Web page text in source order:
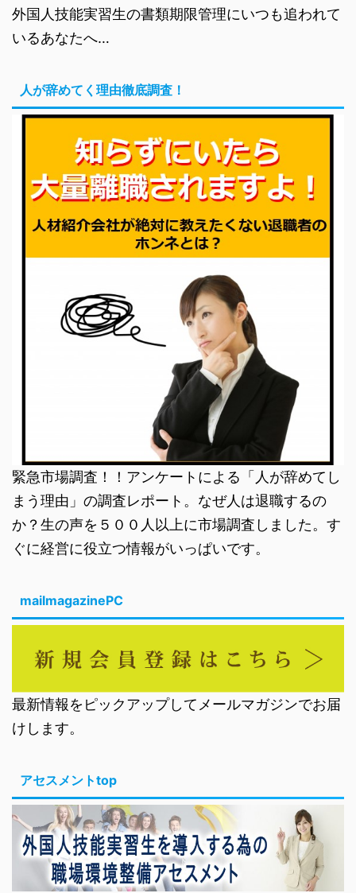
外国人技能実習生の書類期限管理にいつも追われて
いるあなたへ…
人が辞めてく理由徹底調査！
緊急市場調査！！アンケートによる「人が辞めてし
まう理由」の調査レポート。なぜ人は退職するの
か？生の声を５００人以上に市場調査しました。す
ぐに経営に役立つ情報がいっぱいです。
mailmagazinePC
最新情報をピックアップしてメールマガジンでお届
けします。
アセスメントtop